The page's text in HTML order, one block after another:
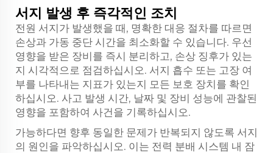
서지 발생 후 즉각적인 조치
전원 서지가 발생했을 때, 명확한 대응 절차를 따르면
손상과 가동 중단 시간을 최소화할 수 있습니다. 우선
영향을 받은 장비를 즉시 분리하고, 손상 징후가 있는
지 시각적으로 점검하십시오. 서지 흡수 또는 고장 여
부를 나타내는 지표가 있는지 모든 보호 장치를 확인
하십시오. 사고 발생 시간, 날짜 및 장비 성능에 관찰된
영향을 포함하여 사건을 기록하십시오.
가능하다면 향후 동일한 문제가 반복되지 않도록 서지
의 원인을 파악하십시오. 이는 전력 분배 시스템 내 잠